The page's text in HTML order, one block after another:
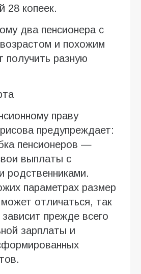
28 копеек.
два пенсионера с
и похожим
получить разную
праву
предупреждает:
пенсионеров —
выплаты с
родственниками.
параметрах размер
отличаться, так
зависит прежде всего
зарплаты и